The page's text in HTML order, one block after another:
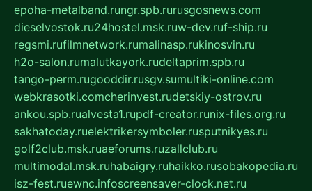
epoha-metalband.rungr.spb.rurusgosnews.com
dieselvostok.ru24hostel.msk.ruw-dev.ruf-ship.ru
regsmi.rufilmnetwork.rumalinasp.rukinosvin.ru
h2o-salon.rumalutkayork.rudeltaprim.spb.ru
tango-perm.rugooddir.rusgv.sumultiki-online.com
webkrasotki.comcherinvest.rudetskiy-ostrov.ru
ankou.spb.rualvesta1.rupdf-creator.runix-files.org.ru
sakhatoday.ruelektrikersymboler.rusputnikyes.ru
golf2club.msk.ruaeforums.ruzallclub.ru
multimodal.msk.ruhabaigry.ruhaikko.rusobakopedia.ru
isz-fest.ruewnc.infoscreensaver-clock.net.ru